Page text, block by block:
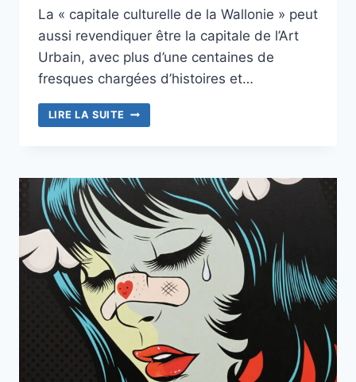
La « capitale culturelle de la Wallonie » peut
aussi revendiquer être la capitale de l’Art
Urbain, avec plus d’une centaines de
fresques chargées d’histoires et…
LIRE LA SUITE À
MONS,
VRAIMENT
VILLE